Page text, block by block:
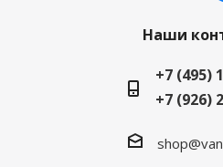
Наши
+7 (495)
+7 (926)